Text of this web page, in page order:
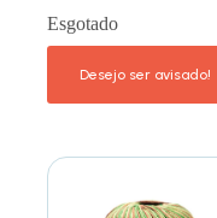
Esgotado